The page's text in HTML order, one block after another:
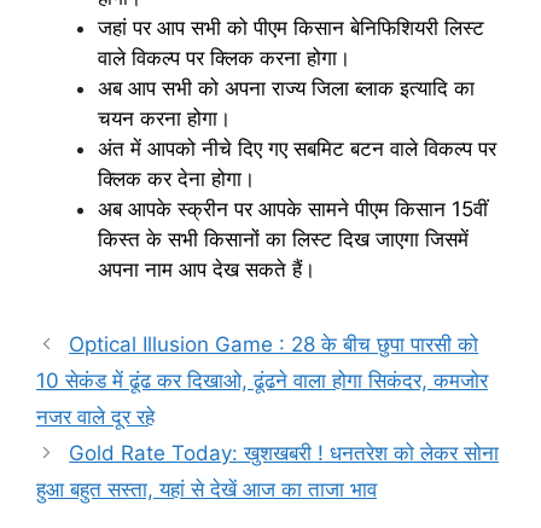
जहां पर आप सभी को पीएम किसान बेनिफिशियरी लिस्ट
वाले विकल्प पर क्लिक करना होगा।
अब आप सभी को अपना राज्य जिला ब्लाक इत्यादि का
चयन करना होगा।
अंत में आपको नीचे दिए गए सबमिट बटन वाले विकल्प पर
क्लिक कर देना होगा।
अब आपके स्क्रीन पर आपके सामने पीएम किसान 15वीं
किस्त के सभी किसानों का लिस्ट दिख जाएगा जिसमें
अपना नाम आप देख सकते हैं।
Optical Illusion Game : 28 के बीच छुपा पारसी को
10 सेकंड में ढूंढ कर दिखाओ, ढूंढने वाला होगा सिकंदर, कमजोर
नजर वाले दूर रहे
Gold Rate Today: खुशखबरी ! धनतरेश को लेकर सोना
हुआ बहुत सस्ता, यहां से देखें आज का ताजा भाव